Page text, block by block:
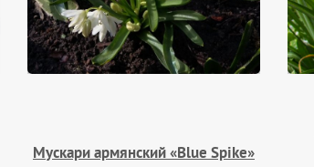
Мускари армянский «Blue Spike»